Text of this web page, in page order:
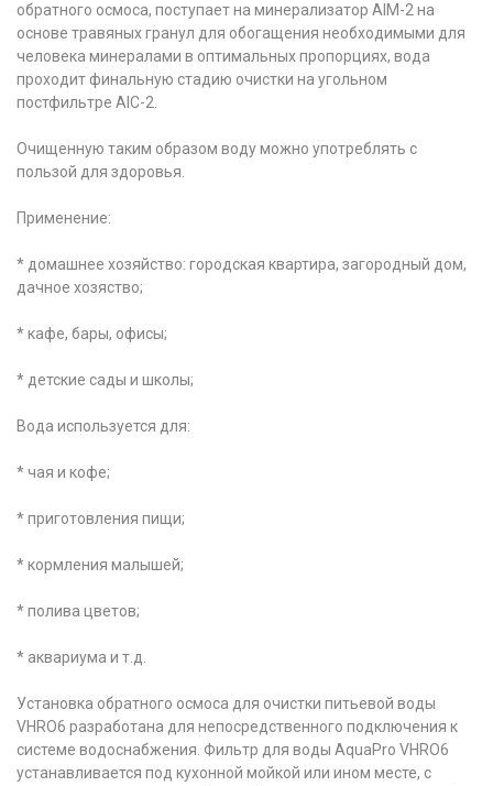
обратного осмоса, поступает на минерализатор AIM-2 на
основе травяных гранул для обогащения необходимыми для
человека минералами в оптимальных пропорциях, вода
проходит финальную стадию очистки на угольном
постфильтре AIC-2.
Очищенную таким образом воду можно употреблять с
пользой для здоровья.
Применение:
* домашнее хозяйство: городская квартира, загородный дом,
дачное хозяство;
* кафе, бары, офисы;
* детские сады и школы;
Вода используется для:
* чая и кофе;
* приготовления пищи;
* кормления малышей;
* полива цветов;
* аквариума и т.д.
Установка обратного осмоса для очистки питьевой воды
VHRO6 разработана для непосредственного подключения к
системе водоснабжения. Фильтр для воды AquaPro VHRO6
устанавливается под кухонной мойкой или ином месте, с